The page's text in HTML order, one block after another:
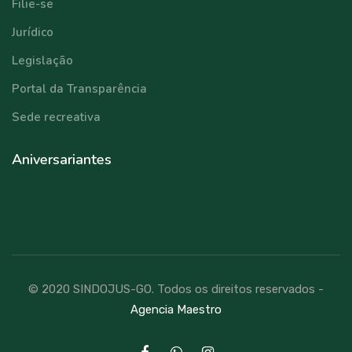
Filie-se
Jurídico
Legislação
Portal da Transparência
Sede recreativa
Aniversariantes
© 2020 SINDOJUS-GO. Todos os direitos reservados -
Agencia Maestro